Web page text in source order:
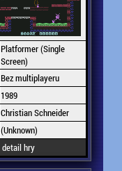
Platformer (Single
Screen)
Bez multiplayeru
1989
Christian Schneider
(Unknown)
detail hry